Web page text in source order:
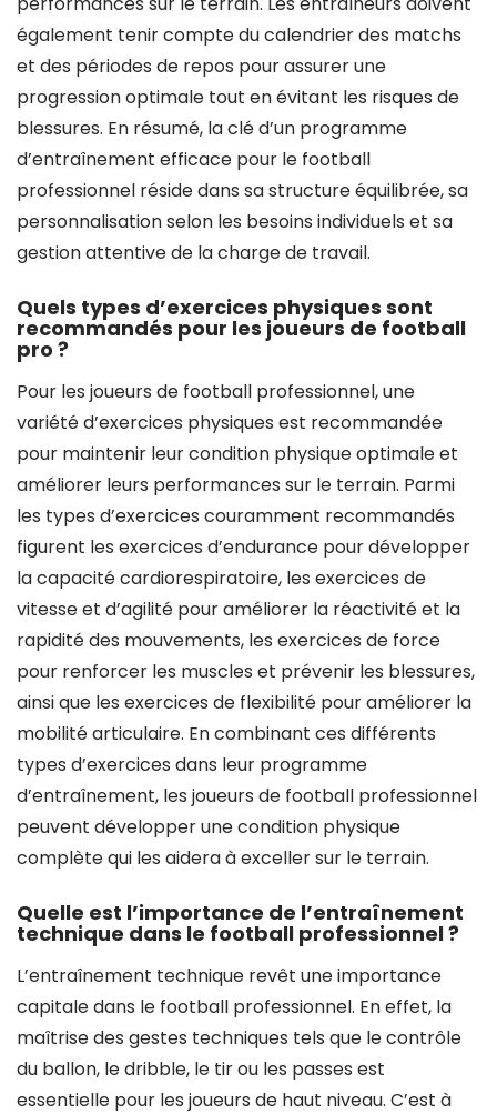
également tenir compte du calendrier des matchs
et des périodes de repos pour assurer une
progression optimale tout en évitant les risques de
blessures. En résumé, la clé d’un programme
d’entraînement efficace pour le football
professionnel réside dans sa structure équilibrée, sa
personnalisation selon les besoins individuels et sa
gestion attentive de la charge de travail.
Quels types d’exercices physiques sont
recommandés pour les joueurs de football
pro ?
Pour les joueurs de football professionnel, une
variété d’exercices physiques est recommandée
pour maintenir leur condition physique optimale et
améliorer leurs performances sur le terrain. Parmi
les types d’exercices couramment recommandés
figurent les exercices d’endurance pour développer
la capacité cardiorespiratoire, les exercices de
vitesse et d’agilité pour améliorer la réactivité et la
rapidité des mouvements, les exercices de force
pour renforcer les muscles et prévenir les blessures,
ainsi que les exercices de flexibilité pour améliorer la
mobilité articulaire. En combinant ces différents
types d’exercices dans leur programme
d’entraînement, les joueurs de football professionnel
peuvent développer une condition physique
complète qui les aidera à exceller sur le terrain.
Quelle est l’importance de l’entraînement
technique dans le football professionnel ?
L’entraînement technique revêt une importance
capitale dans le football professionnel. En effet, la
maîtrise des gestes techniques tels que le contrôle
du ballon, le dribble, le tir ou les passes est
essentielle pour les joueurs de haut niveau. C’est à